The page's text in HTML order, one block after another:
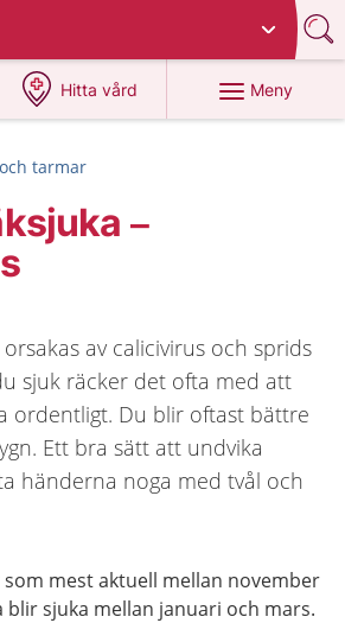
region
Hitta vård
på 1177.se
Meny
tarmar
–
av calicivirus och sprids
sjuk räcker det ofta med att
ordentligt. Du blir oftast bättre
Ett bra sätt att undvika
händerna noga med tvål och
mest aktuell mellan november
blir sjuka mellan januari och mars.